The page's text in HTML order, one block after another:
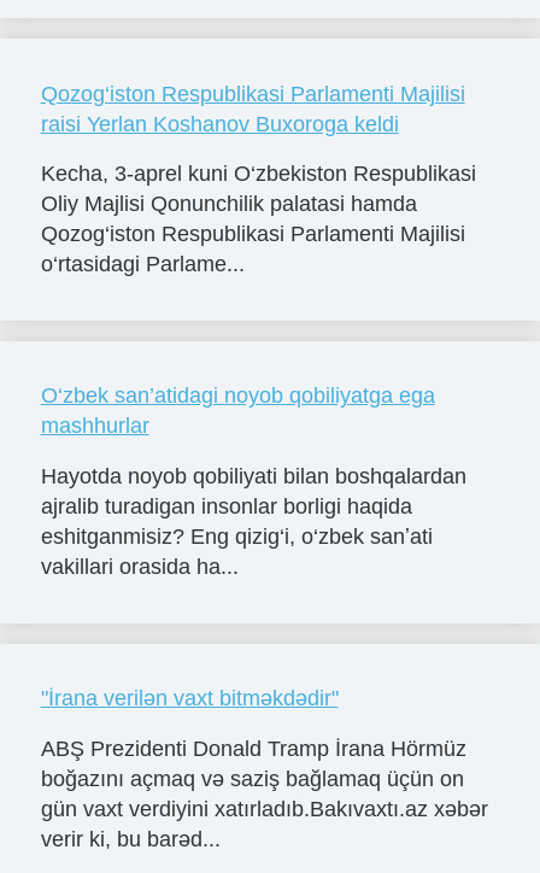
Qozog‘iston Respublikasi Parlamenti Majilisi
raisi Yerlan Koshanov Buxoroga keldi
Kecha, 3-aprel kuni O‘zbekiston Respublikasi
Oliy Majlisi Qonunchilik palatasi hamda
Qozog‘iston Respublikasi Parlamenti Majilisi
o‘rtasidagi Parlame...
O‘zbek san’atidagi noyob qobiliyatga ega
mashhurlar
Hayotda noyob qobiliyati bilan boshqalardan
ajralib turadigan insonlar borligi haqida
eshitganmisiz? Eng qizig‘i, o‘zbek sanʼati
vakillari orasida ha...
"İrana verilən vaxt bitməkdədir"
ABŞ Prezidenti Donald Tramp İrana Hörmüz
boğazını açmaq və saziş bağlamaq üçün on
gün vaxt verdiyini xatırladıb.Bakıvaxtı.az xəbər
verir ki, bu barəd...